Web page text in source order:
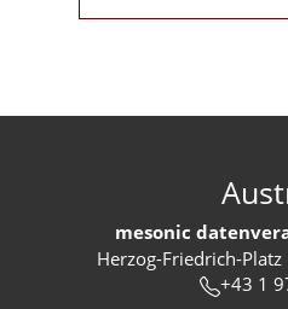
mesonic
Herzog-Friedrich-
+43 1